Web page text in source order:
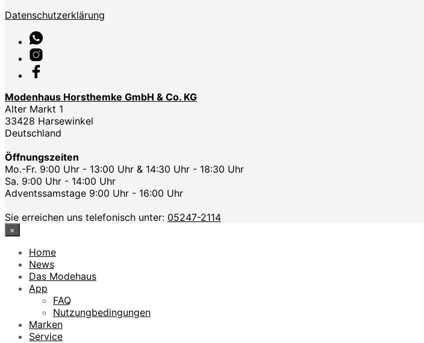
Datenschutzerklärung
Modenhaus Horsthemke GmbH & Co. KG
Alter Markt 1
33428 Harsewinkel
Deutschland
Öffnungszeiten
Mo.-Fr. 9:00 Uhr - 13:00 Uhr & 14:30 Uhr - 18:30 Uhr
Sa. 9:00 Uhr - 14:00 Uhr
Adventssamstage 9:00 Uhr - 16:00 Uhr
Sie erreichen uns telefonisch unter: 05247-2114
×
Home
News
Das Modehaus
App
FAQ
Nutzungbedingungen
Marken
Service